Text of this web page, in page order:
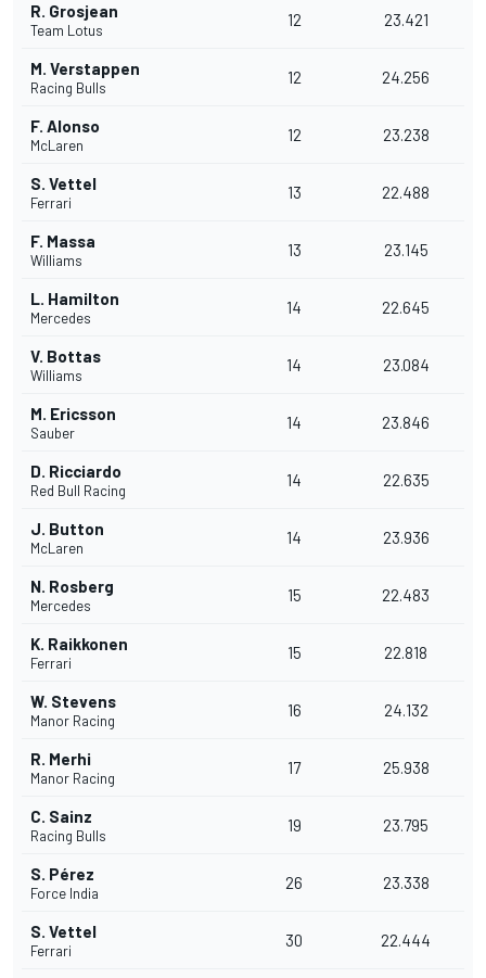
R. Grosjean
Team Lotus
12 23.421
M. Verstappen
Racing Bulls
12 24.256
F. Alonso
McLaren
12 23.238
S. Vettel
Ferrari
13 22.488
F. Massa
Williams
13 23.145
L. Hamilton
Mercedes
14 22.645
V. Bottas
Williams
14 23.084
M. Ericsson
Sauber
14 23.846
D. Ricciardo
Red Bull Racing
14 22.635
J. Button
McLaren
14 23.936
N. Rosberg
Mercedes
15 22.483
K. Raikkonen
Ferrari
15 22.818
W. Stevens
Manor Racing
16 24.132
R. Merhi
Manor Racing
17 25.938
C. Sainz
Racing Bulls
19 23.795
S. Pérez
Force India
26 23.338
S. Vettel
Ferrari
30 22.444